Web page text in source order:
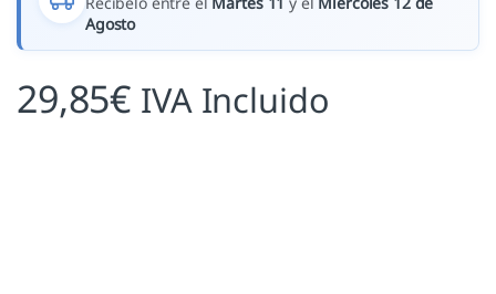
Agosto
29,85€ IVA Incluido